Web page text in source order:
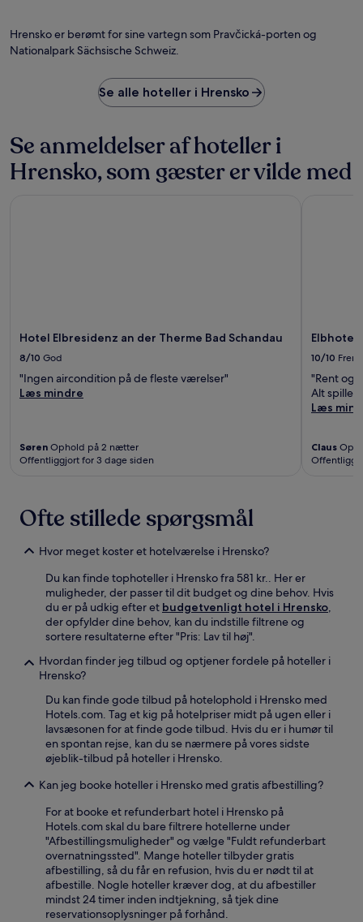
Hrensko er berømt for sine vartegn som Pravčická-porten og
Nationalpark Sächsische Schweiz.
Se alle hoteller i Hrensko
Se anmeldelser af hoteller i
Hrensko, som gæster er vilde med
Hotel Elbresidenz an der Therme Bad Schandau
8/10 God
"Ingen aircondition på de fleste værelser"
Læs mindre
Søren Ophold på 2 nætter
Offentliggjort for 3 dage siden
Elbhotel
10/10
"Rent og
Alt spiller."
Læs
Claus
Ofte stillede spørgsmål
Hvor meget koster et hotelværelse i Hrensko?
Du kan finde tophoteller i Hrensko fra 581 kr.. Her er
muligheder, der passer til dit budget og dine behov. Hvis
du er på udkig efter et budgetvenligt hotel i Hrensko,
der opfylder dine behov, kan du indstille filtrene og
sortere resultaterne efter "Pris: Lav til høj".
Hvordan finder jeg tilbud og optjener fordele på hoteller i
Hrensko?
Du kan finde gode tilbud på hotelophold i Hrensko med
Hotels.com. Tag et kig på hotelpriser midt på ugen eller i
lavsæsonen for at finde gode tilbud. Hvis du er i humør til
en spontan rejse, kan du se nærmere på vores sidste
øjeblik-tilbud på hoteller i Hrensko.
Kan jeg booke hoteller i Hrensko med gratis afbestilling?
For at booke et refunderbart hotel i Hrensko på
Hotels.com skal du bare filtrere hotellerne under
"Afbestillingsmuligheder" og vælge "Fuldt refunderbart
overnatningssted". Mange hoteller tilbyder gratis
afbestilling, så du får en refusion, hvis du er nødt til at
afbestille. Nogle hoteller kræver dog, at du afbestiller
mindst 24 timer inden indtjekning, så tjek dine
reservationsoplysninger på forhånd.